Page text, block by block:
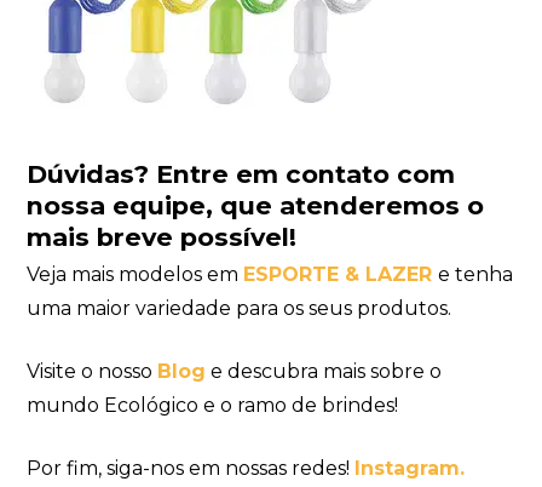
Dúvidas? Entre em contato com
nossa equipe, que atenderemos o
mais breve possível!
Veja mais modelos em ESPORTE & LAZER e tenha
uma maior variedade para os seus produtos.
Visite o nosso Blog e descubra mais sobre o
mundo Ecológico e o ramo de brindes!
Por fim, siga-nos em nossas redes! Instagram.